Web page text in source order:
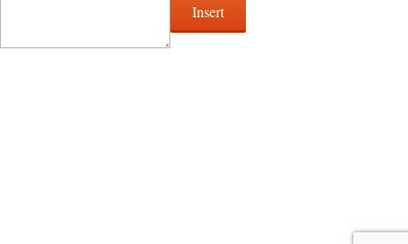
Insert